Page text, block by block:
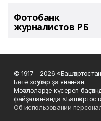
Фотобанк
журналистов РБ
© 1917 - 2026
Бөтә хоҡуҡтар ҙа яҡланған.
Мәҡәләләрҙе күсереп
файҙаланғанда
Об использовании